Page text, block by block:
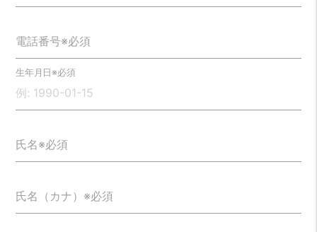
電話番号※必須
生年月日※必須
氏名※必須
氏名（カナ）※必須